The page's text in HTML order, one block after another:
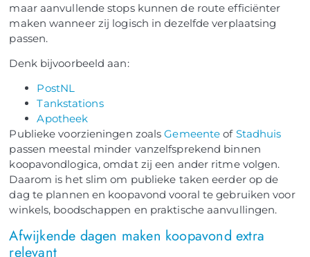
maar aanvullende stops kunnen de route efficiënter
maken wanneer zij logisch in dezelfde verplaatsing
passen.
Denk bijvoorbeeld aan:
PostNL
Tankstations
Apotheek
Publieke voorzieningen zoalsGemeente of Stadhuis
passen meestal minder vanzelfsprekend binnen
koopavondlogica, omdat zij een ander ritme volgen.
Daarom is het slim om publieke taken eerder op de
dag te plannen en koopavond vooral te gebruiken voor
winkels, boodschappen en praktische aanvullingen.
Afwijkende dagen maken koopavond extra
relevant